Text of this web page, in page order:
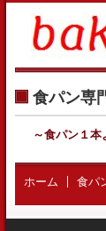
食パン
～食パン１
ホーム 食パ